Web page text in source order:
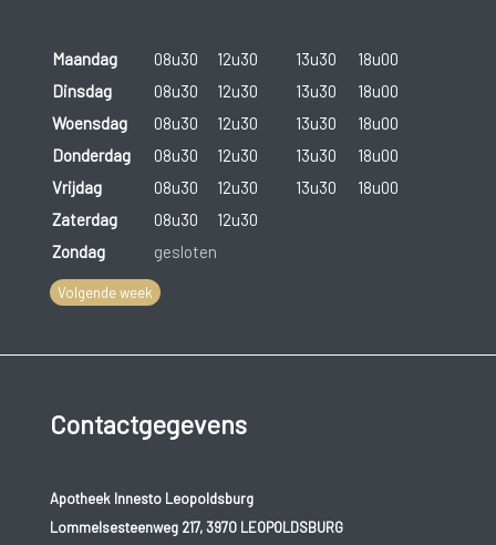
Maandag 08u30 12u30 13u30
18u00
Dinsdag
08u30 12u30 13u30
18u00
Woensdag
08u30 12u30 13u30
18u00
Donderdag
08u30 12u30 13u30
18u00
Vrijdag
08u30 12u30 13u30
18u00
Zaterdag
08u30
12u30
Zondag
gesloten
Volgende week
Contactgegevens
Apotheek Innesto Leopoldsburg
Lommelsesteenweg 217, 3970 LEOPOLDSBURG